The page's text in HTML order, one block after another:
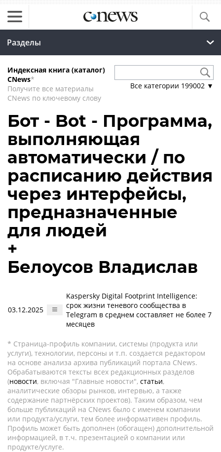
Разделы
Индексная книга (каталог)
CNews*
Получите все материалы
CNews по ключевому слову
Все категории 199002 ▼
Бот - Bot - Программа,
выполняющая
автоматически / по
расписанию действия
через интерфейсы,
предназначенные
для людей
+
Белоусов Владислав
03.12.2025
Kaspersky Digital Footprint Intelligence:
срок жизни теневого сообщества в
Telegram в среднем составляет не более 7
месяцев
* Страница-профиль компании, системы (продукта или
услуги), технологии, персоны и т.п. создается редактором
на основе анализа архива публикаций портала CNews.
Обрабатываются тексты всех редакционных разделов
(новости, включая "Главные новости", статьи,
аналитические обзоры рынков, интервью, а также
содержание партнёрских проектов). Таким образом, чем
больше публикаций на CNews было с именем компании
или продукта/услуги, тем более информативен профиль.
Профиль может быть дополнен (обогащен) дополнительной
информацией, в т.ч. презентацией о компании или
продукте/услуге.